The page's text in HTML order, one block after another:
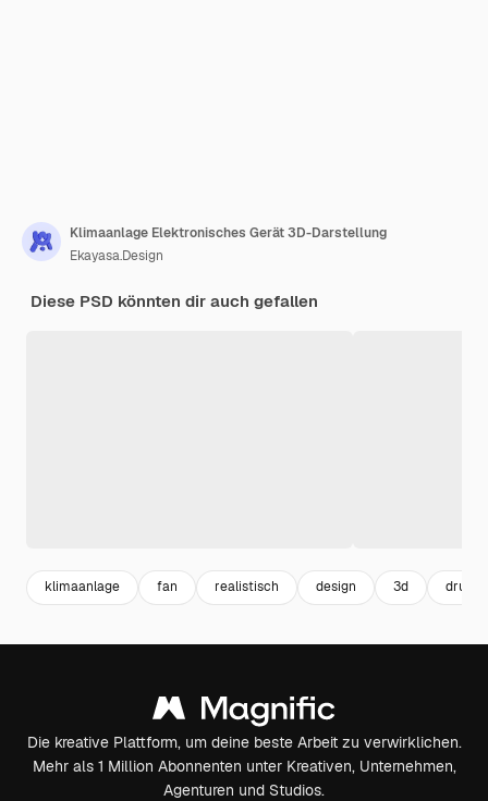
Klimaanlage Elektronisches Gerät 3D-Darstellung
Ekayasa.Design
Diese PSD könnten dir auch gefallen
klimaanlage fan realistisch design 3d
Die kreative Plattform, um deine beste Arbeit zu verwirklichen.
Mehr als 1 Million Abonnenten unter Kreativen, Unternehmen,
Agenturen und Studios.